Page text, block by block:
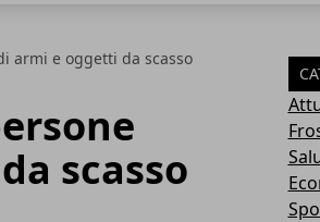
armi e oggetti da scasso
scasso